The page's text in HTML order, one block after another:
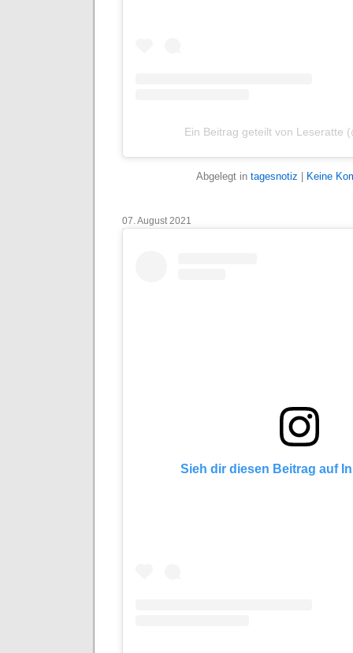
Ein Beitrag geteilt von Leseratte
Abgelegt in tagesnotiz Keine
07. August 2021
Sieh dir diesen Beitrag auf